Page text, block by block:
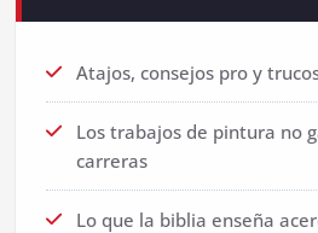
Atajos, consejos pro y
Los trabajos de pintura no
carreras
Lo que la biblia enseña